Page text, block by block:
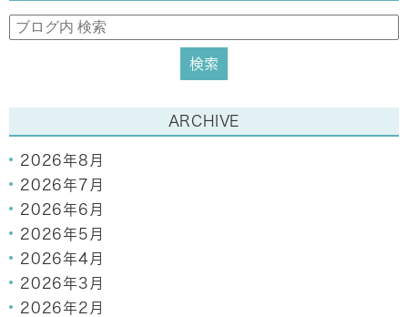
ARCHIVE
2026年8月
2026年7月
2026年6月
2026年5月
2026年4月
2026年3月
2026年2月